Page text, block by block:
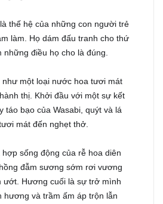
thế hệ của những con người trẻ
làm. Họ dám đấu tranh cho thứ
những điều họ cho là đúng.
một loại nước hoa tươi mát
thị. Khởi đầu với một sự kết
táo bạo của Wasabi, quýt và lá
mát đến nghẹt thở.
sống động của rễ hoa diên
đẫm sương sớm rơi vương
ướt. Hương cuối là sự trở mình
hương và trầm ấm áp trộn lẫn